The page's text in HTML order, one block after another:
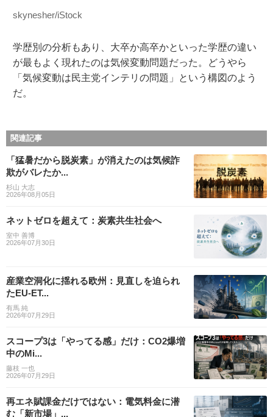
skynesher/iStock
学歴別の分析もあり、大卒か高卒かといった学歴の違い
が最もよく現れたのは気候変動問題だった。どうやら
「気候変動は民主党インテリの問題」という構図のよう
だ。
関連記事
「猛暑だから脱炭素」が消えたのは気候詐
欺がバレたか...
杉山 大志
2026年08月05日
ネットゼロを超えて：炭素共生社会へ
室中 善博
2026年07月30日
産業空洞化に揺れる欧州：見直しを迫られ
たEU-ET...
有馬 純
2026年07月29日
スコープ3は「やってる感」だけ：CO2爆増
中のMi...
藤枝 一也
2026年07月29日
再エネ賦課金だけではない：電気料金に潜
む「新市場」...